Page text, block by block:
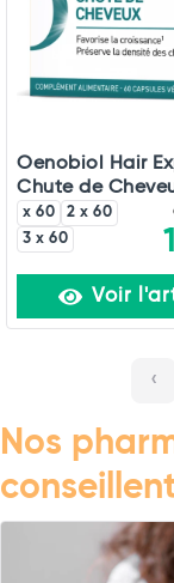
Oenobiol Hair
Chute de
x 60
2 x 60
3 x 60
Voir
Nos